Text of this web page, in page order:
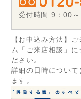
受付時間 9：00
【お申込み方法】
ム「ご来店相談」
ださい。
詳細の日時について
ます。